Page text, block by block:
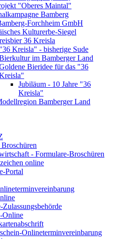
"Oberes Maintal"
Bamberg
Forchheim GmbH
Kulturerbe-Siegel
36 Kreisla
"36 Kreisla" - bisherige Sude
im Bamberger Land
Bieridee für das "36
Jubiläum - 10 Jahre "36
Kreisla"
Bamberger Land
- Formulare-Broschüren
online
Portal
Zulassungsbehörde
Online
Onlineterminvereinbarung